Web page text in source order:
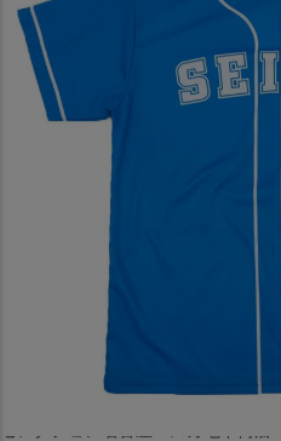
TEL:06-4708-3300
MAP
SHOP
営業：土・日・祝日のみ 12:00-18:00
東京都千代田区神田三崎町２丁目２